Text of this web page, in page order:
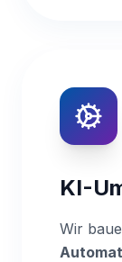
KI-
Wir